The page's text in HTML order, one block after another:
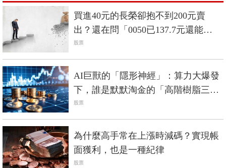
出？還在問「0050已137.7元還能
買？」你犯了散戶賺不到錢的3問題
股票
雄」？
股票
股票